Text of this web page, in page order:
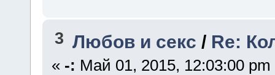
3 Любов и секс / Re:
« -: Май 01, 2015, 12:03:00 pm